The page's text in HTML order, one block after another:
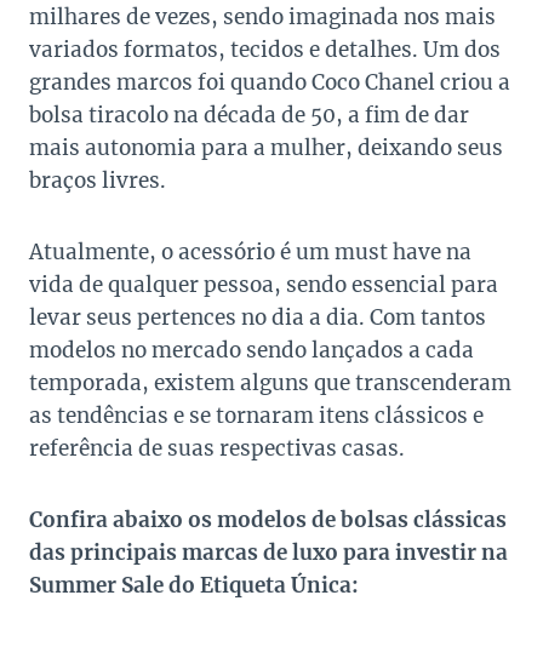
milhares de vezes, sendo imaginada nos mais
variados formatos, tecidos e detalhes. Um dos
grandes marcos foi quando Coco Chanel criou a
bolsa tiracolo na década de 50, a fim de dar
mais autonomia para a mulher, deixando seus
braços livres.
Atualmente, o acessório é um must have na
vida de qualquer pessoa, sendo essencial para
levar seus pertences no dia a dia. Com tantos
modelos no mercado sendo lançados a cada
temporada, existem alguns que transcenderam
as tendências e se tornaram itens clássicos e
referência de suas respectivas casas.
Confira abaixo os modelos de bolsas clássicas
das principais marcas de luxo para investir na
Summer Sale do Etiqueta Única: